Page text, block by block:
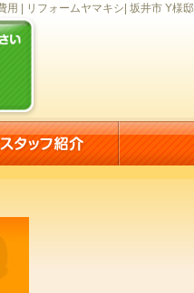
用 | リフォームヤマキシ| 坂井市 Y様邸